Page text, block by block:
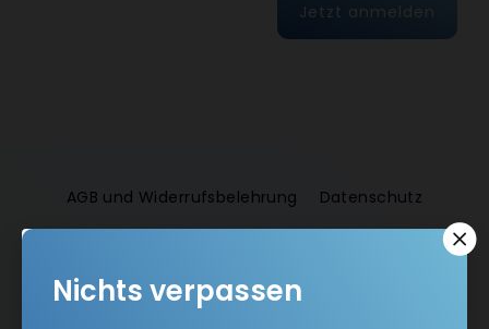
Jetzt anmelden
AGB und Widerrufsbelehrung
Datenschutz
Nichts verpassen